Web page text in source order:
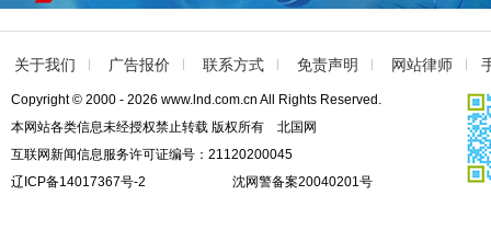
关于我们 广告报价 联系方式 免责声明 网站律师
Copyright © 2000 - 2026 www.lnd.com.cn All Rights Reserved.
本网站各类信息未经授权禁止转载 版权所有 北国网
互联网新闻信息服务许可证编号：21120200045
辽ICP备14017367号-2
沈网警备案20040201号